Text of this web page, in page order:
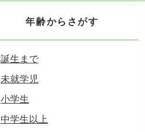
年齢からさがす
誕生まで
未就学児
小学生
中学生以上